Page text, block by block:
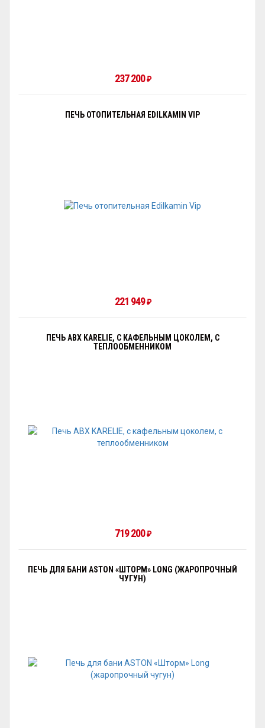
237 200 ₽
ПЕЧЬ ОТОПИТЕЛЬНАЯ EDILKAMIN VIP
221 949 ₽
ПЕЧЬ ABX KARELIE, С КАФЕЛЬНЫМ ЦОКОЛЕМ, С
ТЕПЛООБМЕННИКОМ
719 200 ₽
ПЕЧЬ ДЛЯ БАНИ ASTON «ШТОРМ» LONG (ЖАРОПРОЧНЫЙ
ЧУГУН)